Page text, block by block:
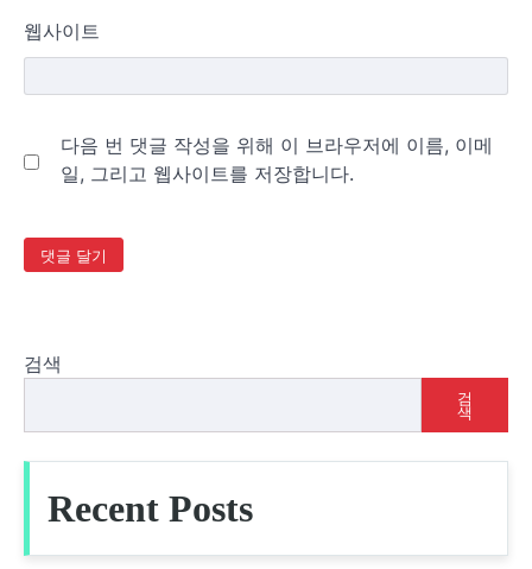
웹사이트
다음 번 댓글 작성을 위해 이 브라우저에 이름, 이메
일, 그리고 웹사이트를 저장합니다.
검색
검
색
Recent Posts